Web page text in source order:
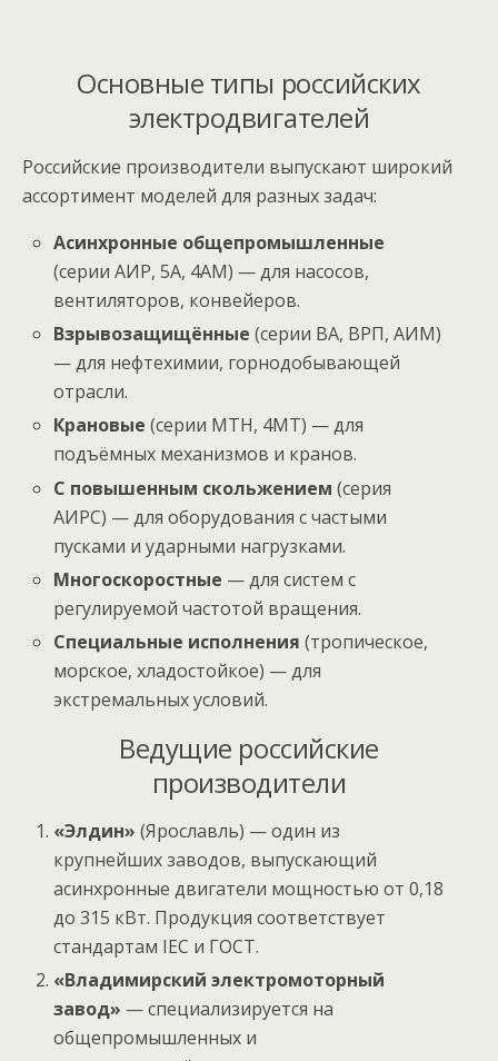
Основные типы российских
электродвигателей
Российские производители выпускают широкий
ассортимент моделей для разных задач:
Асинхронные общепромышленные
(серии АИР, 5А, 4АМ) — для насосов,
вентиляторов, конвейеров.
Взрывозащищённые (серии ВА, ВРП, АИМ)
— для нефтехимии, горнодобывающей
отрасли.
Крановые (серии МТН, 4МТ) — для
подъёмных механизмов и кранов.
С повышенным скольжением (серия
АИРС) — для оборудования с частыми
пусками и ударными нагрузками.
Многоскоростные — для систем с
регулируемой частотой вращения.
Специальные исполнения (тропическое,
морское, хладостойкое) — для
экстремальных условий.
Ведущие российские
производители
«Элдин» (Ярославль) — один из
крупнейших заводов, выпускающий
асинхронные двигатели мощностью от 0,18
до 315 кВт. Продукция соответствует
стандартам IEC и ГОСТ.
«Владимирский электромоторный
завод» — специализируется на
общепромышленных и